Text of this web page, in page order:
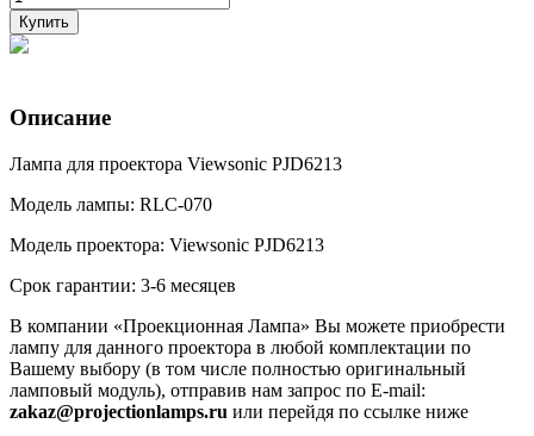
Купить
Описание
Лампа для проектора Viewsonic PJD6213
Модель лампы: RLC-070
Модель проектора: Viewsonic PJD6213
Срок гарантии: 3-6 месяцев
В компании «Проекционная Лампа» Вы можете приобрести
лампу для данного проектора в любой комплектации по
Вашему выбору (в том числе полностью оригинальный
ламповый модуль), отправив нам запрос по E-mail:
zakaz@projectionlamps.ru или перейдя по ссылке ниже